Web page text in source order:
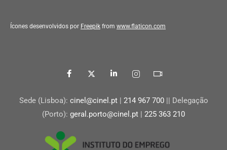
Ícones desenvolvidos por Freepik from www.flaticon.com
Sede (Lisboa): cinel@cinel.pt| 214 967 700|| Delegação
(Porto): geral.porto@cinel.pt | 225 363 210